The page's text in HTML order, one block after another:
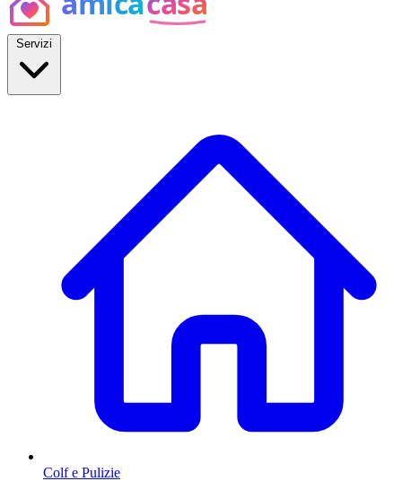
Servizi
Colf e Pulizie